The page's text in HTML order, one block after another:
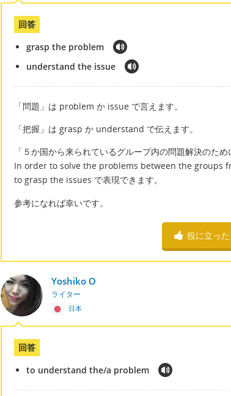
回答
grasp the problem
understand the issue
「問題」は problem か issue で言えます。
「把握」は grasp か understand で伝えます。
「５か国から来られているグループ内の問題解決のた
In order to solve the problems between the groups
to grasp the issues で表現できます。
参考になれば幸いです。
役に立った
Yoshiko O
ライター
日本
回答
to understand the/a problem